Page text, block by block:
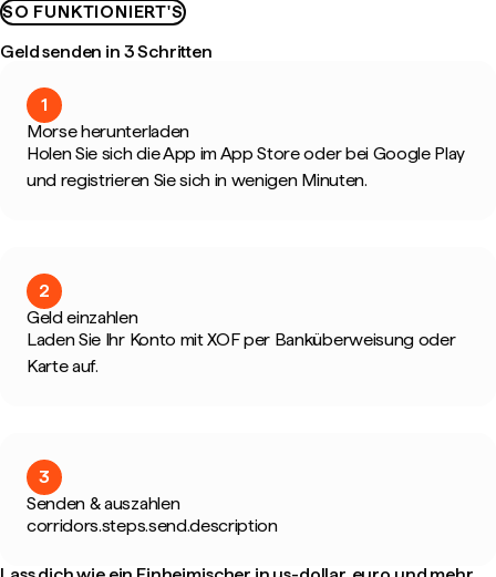
SO FUNKTIONIERT'S
Geld senden in 3 Schritten
1
Morse herunterladen
Holen Sie sich die App im App Store oder bei Google Play
und registrieren Sie sich in wenigen Minuten.
2
Geld einzahlen
Laden Sie Ihr Konto mit XOF per Banküberweisung oder
Karte auf.
3
Senden & auszahlen
corridors.steps.send.description